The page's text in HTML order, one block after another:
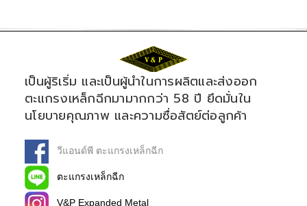
เป็นผู้ริเริ่ม และเป็นผู้นำในการผลิตและส่งออก
ตะแกรงเหล็กฉีกมามากกว่า 58 ปี ยึดมั่นใน
นโยบายคุณภาพ และความซื่อสัตย์ต่อลูกค้า
วีแอนด์พี ตะแกรงเหล็กฉีก
ตะแกรงเหล็กฉีก
V&P Expanded Metal